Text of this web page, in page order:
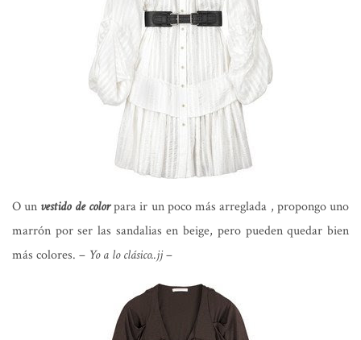
O un vestido de colorpara ir un poco más arreglada , propongo uno
marrón por ser las sandalias en beige, pero pueden quedar bien
más colores. – Yo a lo clásico..jj–